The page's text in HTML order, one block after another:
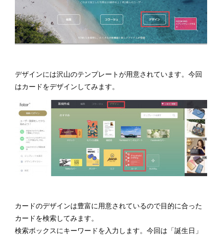
デザインには沢山のテンプレートが用意されています。今回
はカードをデザインしてみます。
カードのデザインは豊富に用意されているので目的に合った
カードを検索してみます。
検索ボックスにキーワードを入力します。今回は「誕生日」